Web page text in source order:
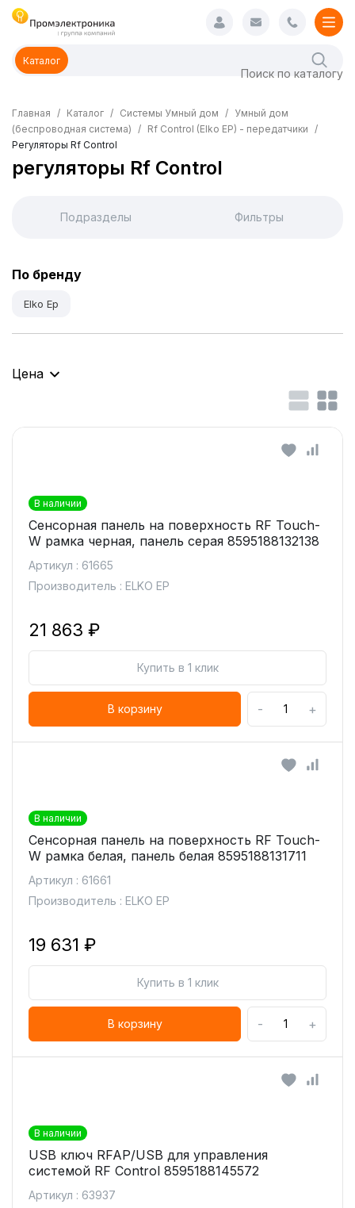
Каталог
Главная Каталог Системы Умный дом
Умный дом
(беспроводная система)
Rf Control (Elko EP) - передатчики
Регуляторы Rf Control
регуляторы Rf Control
Подразделы Фильтры
По бренду
Elko Ep
Цена
В наличии
Сенсорная панель на поверхность RF Touch-
W рамка черная, панель серая 8595188132138
Артикул : 61665
Производитель : ELKO EP
21 863 ₽
Купить в 1 клик
В корзину - +
В наличии
Сенсорная панель на поверхность RF Touch-
W рамка белая, панель белая 8595188131711
Артикул : 61661
Производитель : ELKO EP
19 631 ₽
Купить в 1 клик
В корзину - +
В наличии
USB ключ RFAP/USB для управления
системой RF Control 8595188145572
Артикул : 63937